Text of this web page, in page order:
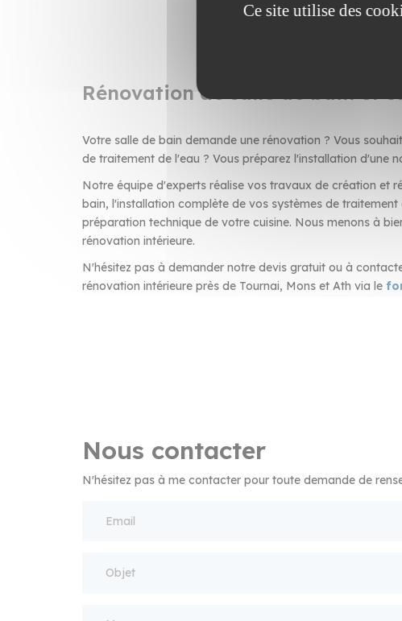
Rénovation de salle de bain et
Votre salle de bain demande une rénovation ? Vous
de traitement de l'eau ? Vous préparez l'installation d'une
Notre équipe d'experts réalise vos travaux de création et
bain, l'installation complète de vos systèmes de traitement
préparation technique de votre cuisine. Nous menons à
rénovation intérieure.
N'hésitez pas à demander notre devis gratuit ou à
rénovation intérieure près de Tournai, Mons et Ath via le
Nous contacter
N'hésitez pas à me contacter pour toute demande de
Ce site utilise des